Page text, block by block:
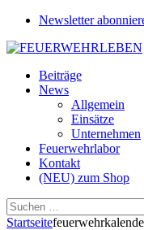
Newsletter
Beiträge
News
Allgemein
Einsätze
Unternehmen
Feuerwehrlabor
Kontakt
(NEU) zum Shop
Suchen
nach:
Startseite